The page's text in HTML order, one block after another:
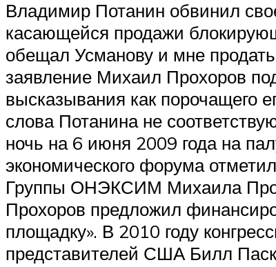
Владимир Потанин обвинил
касающейся продажи
обещал Усманову и мне продать
заявление Михаил Прохоров
высказывания как порочащего
слова Потанина не
ночь на 6 июня 2009 года на
экономического форума
Группы ОНЭКСИМ Михаила
Прохоров предложил
площадку». В 2010 году
представителей США Билл